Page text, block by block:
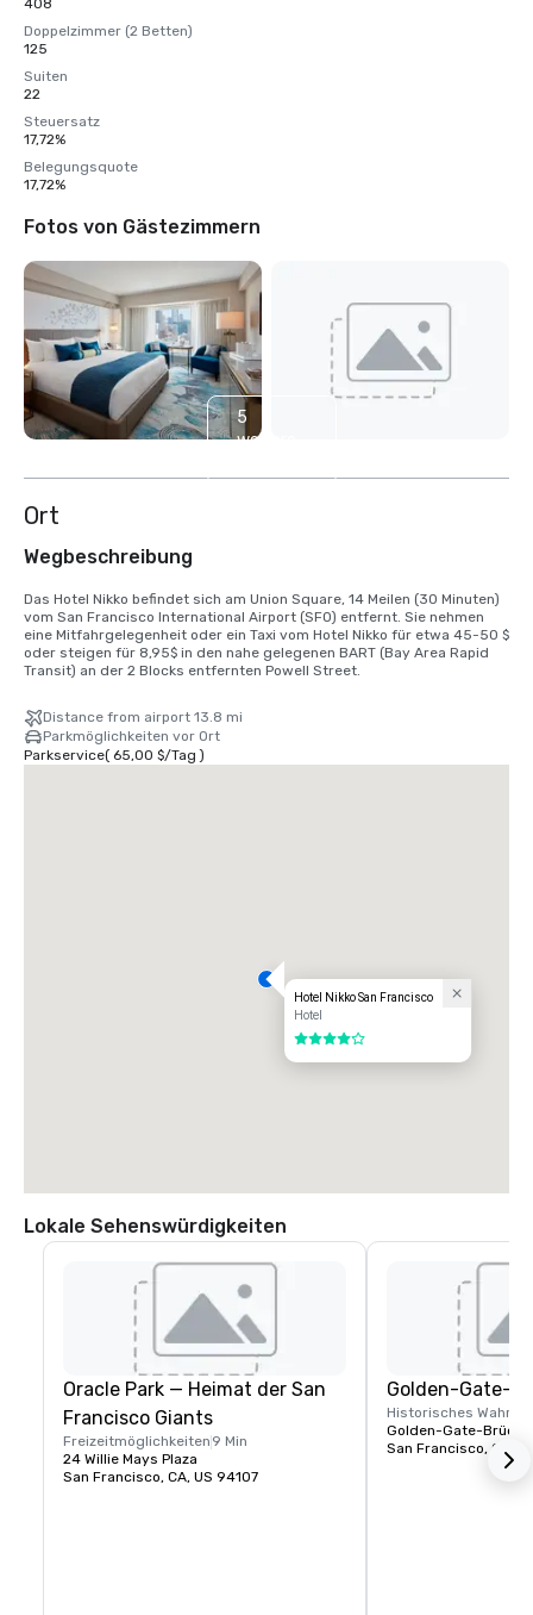
408
Doppelzimmer (2 Betten)
125
Suiten
22
Steuersatz
17,72%
Belegungsquote
17,72%
Fotos von Gästezimmern
5
weitere
Ort
Wegbeschreibung
Das Hotel Nikko befindet sich am Union Square, 14 Meilen (30 Minuten)
vom San Francisco International Airport (SFO) entfernt. Sie nehmen
eine Mitfahrgelegenheit oder ein Taxi vom Hotel Nikko für etwa 45-50 $
oder steigen für 8,95$ in den nahe gelegenen BART (Bay Area Rapid
Transit) an der 2 Blocks entfernten Powell Street.
Distance from airport 13.8 mi
Parkmöglichkeiten vor Ort
Parkservice( 65,00 $/Tag )
Hotel Nikko San Francisco
Hotel
4 von 5
Lokale Sehenswürdigkeiten
Oracle Park — Heimat der San
Francisco Giants
Freizeitmöglichkeiten 9 Min
24 Willie Mays Plaza
San Francisco, CA, US 94107
Golden-Gate-
Historisches
Golden-Gate-Brücke
San Francisco, CA,